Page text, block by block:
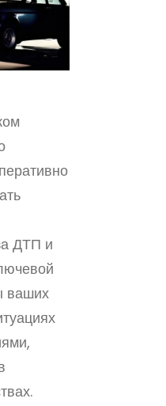
ДТП и
ваших